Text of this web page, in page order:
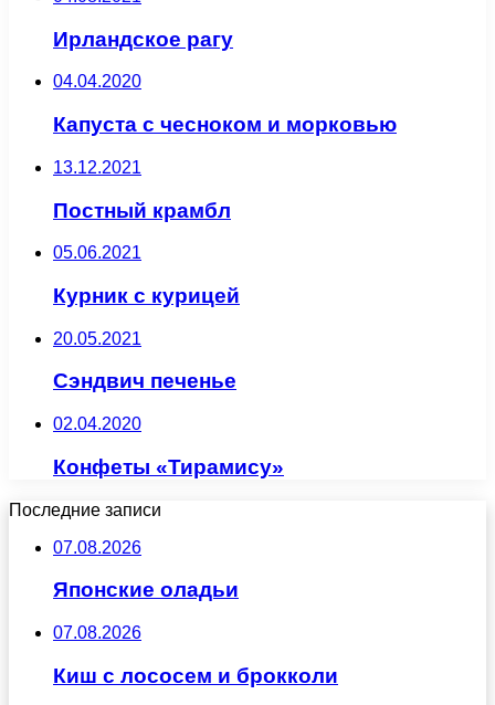
Ирландское рагу
04.04.2020
Капуста с чесноком и морковью
13.12.2021
Постный крамбл
05.06.2021
Курник с курицей
20.05.2021
Сэндвич печенье
02.04.2020
Конфеты «Тирамису»
Последние записи
07.08.2026
Японские оладьи
07.08.2026
Киш с лососем и брокколи